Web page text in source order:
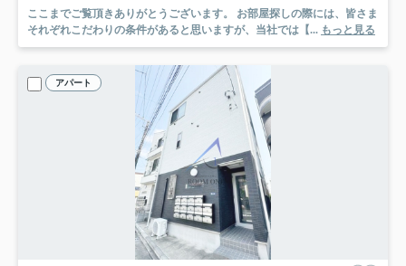
ここまでご覧頂きありがとうございます。 お部屋探しの際には、皆さま
それぞれこだわりの条件があると思いますが、当社では【... もっと見る
アパート